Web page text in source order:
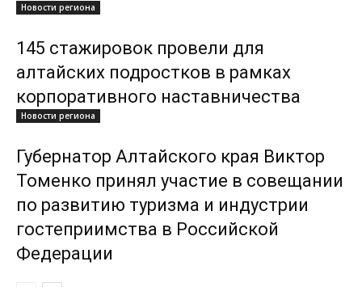
Новости региона
145 стажировок провели для
алтайских подростков в рамках
корпоративного наставничества
Новости региона
Губернатор Алтайского края Виктор
Томенко принял участие в совещании
по развитию туризма и индустрии
гостеприимства в Российской
Федерации